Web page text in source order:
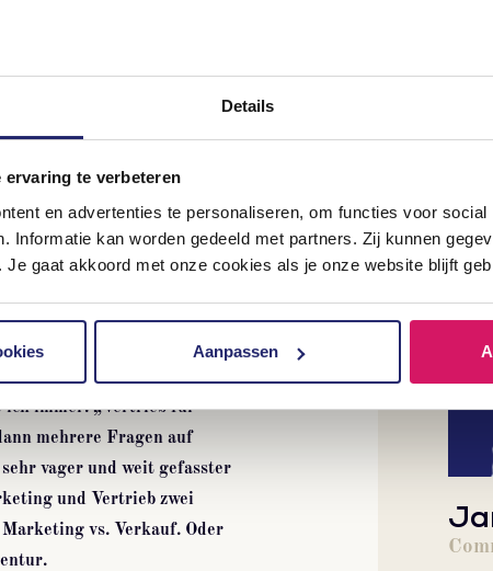
Details
te verbeteren
en advertenties te personaliseren, om functies voor
Informatie kan worden gedeeld met partners. Zij kunnen
gaat akkoord met onze cookies als je onze website blijft
Aanpassen
Wie
ich immer: „Vertrieb für
mehrere Fragen auf
vager und weit gefasster
und Vertrieb zwei
Marketing vs. Verkauf. Oder